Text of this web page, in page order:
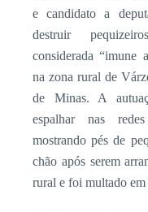
e candidato a
destruir
considerada “imune
na zona rural de
de Minas. A
espalhar nas
mostrando pés de
chão após serem
rural e foi multado